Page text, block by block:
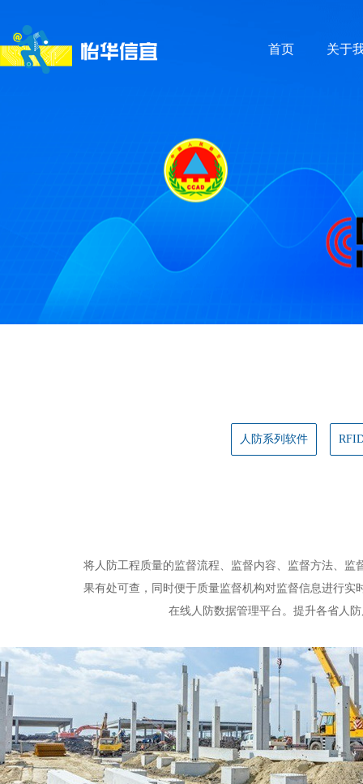
首页 关于
人防系列软件
将人防工程质量的监督流程、监督内容、监督方法、
果有处可查，同时便于质量监督机构对监督信息进行
在线人防数据管理平台。提升各省人